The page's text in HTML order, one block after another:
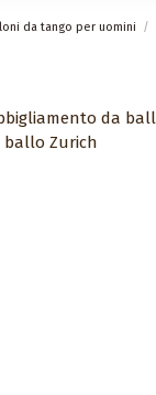
da tango per uomini